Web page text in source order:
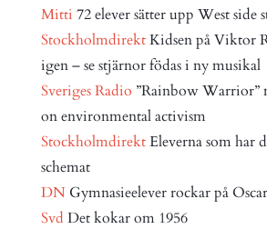
Mitti 72 elever sätter upp West side
StockholmdirektKidsen på Viktor
igen – se stjärnor födas i ny musikal
Sveriges Radio ”Rainbow Warrior”
on environmental activism
StockholmdirektEleverna som har
schemat
DN Gymnasieelever rockar på
Svd Det kokar om 1956